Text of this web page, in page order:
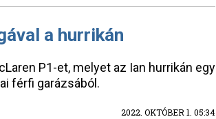
a hurrikán
P1-et, melyet az Ian hurrikán egy
férfi garázsából.
2022. OKTÓBER 1. 05:34